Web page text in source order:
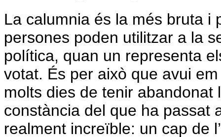
La calumnia és la més bruta i
persones poden utilitzar a la
política, quan un representa
votat. És per això que avui
molts dies de tenir abandonat
constància del que ha passat
realment increïble: un cap de